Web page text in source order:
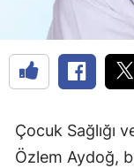
Çocuk Sağlığı
Özlem Aydoğ,